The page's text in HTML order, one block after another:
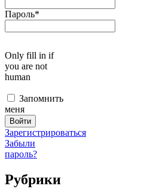
Пароль*
Only fill in if
you are not
human
Запомнить
меня
Зарегистрироваться
Забыли
пароль?
Рубрики